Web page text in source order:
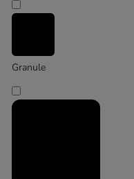
Granule